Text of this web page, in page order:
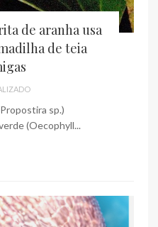
de aranha usa
de teia
sp.)
(Oecophyll...